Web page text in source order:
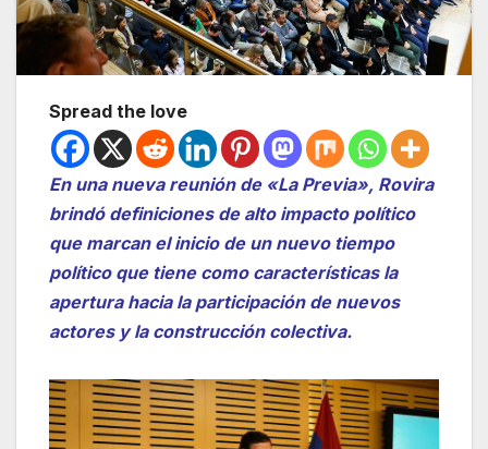
Spread the love
En una nueva reunión de «La Previa», Rovira
brindó definiciones de alto impacto político
que marcan el inicio de un nuevo tiempo
político que tiene como características la
apertura hacia la participación de nuevos
actores y la construcción colectiva.